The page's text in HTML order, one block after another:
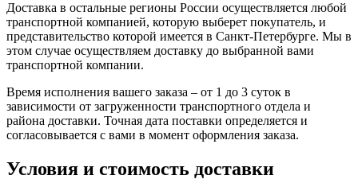
Доставка в остальные регионы России осуществляется любой
транспортной компанией, которую выберет покупатель, и
представительство которой имеется в Санкт-Петербурге. Мы в
этом случае осуществляем доставку до выбранной вами
транспортной компании.
Время исполнения вашего заказа – от 1 до 3 суток в
зависимости от загруженности транспортного отдела и
района доставки. Точная дата поставки определяется и
согласовывается с вами в момент оформления заказа.
Условия и стоимость доставки